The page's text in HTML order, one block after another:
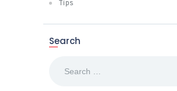
Tips
Search